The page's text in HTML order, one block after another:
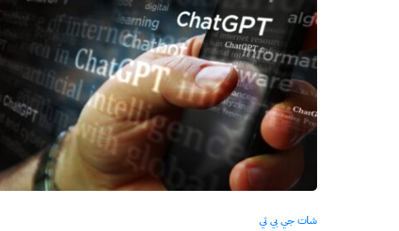
شات جي بي تي